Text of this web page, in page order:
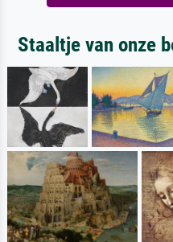
Staaltje van onze